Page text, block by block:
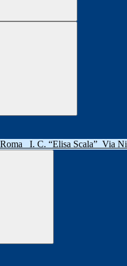
I. C. “Elisa Scala” Via